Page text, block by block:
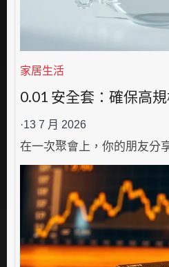
家居生活
0.01 安全套：確保高
·13 7 月 2026
在一次聚會上，你的朋友分